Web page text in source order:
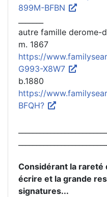
899M-BFBN
autre famille derome-
m. 1867
https://
G993-X8W7
b.1880
https://
BFQH?
Considérant la rareté
écrire et la grande
signatures...